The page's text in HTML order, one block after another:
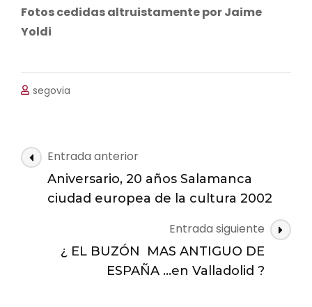
Fotos cedidas altruistamente por Jaime
Yoldi
segovia
Navegación
de
Entrada anterior
Aniversario, 20 años Salamanca
ciudad europea de la cultura 2002
Entrada siguiente
¿ EL BUZÓN MAS ANTIGUO DE
ESPAÑA …en Valladolid ?